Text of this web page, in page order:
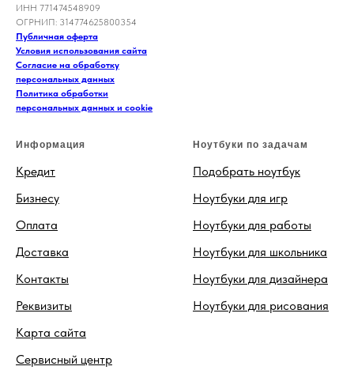
ИНН 771474548909
ОГРНИП: 314774625800354
Публичная оферта
Условия использования сайта
Согласие на обработку
персональных данных
Политика обработки
персональных данных и cookie
Информация
Кредит
Бизнесу
Оплата
Доставка
Контакты
Реквизиты
Карта сайта
Сервисный центр
Ноутбуки по задачам
Подобрать ноутбук
Ноутбуки для игр
Ноутбуки для работы
Ноутбуки для школьника
Ноутбуки для дизайнера
Ноутбуки для рисования